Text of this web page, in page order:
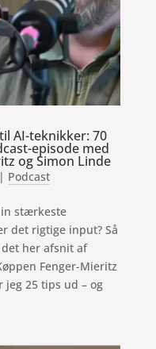
AI-teknikker: 70
episode med
og Simon Linde
Podcast
stærkeste
det rigtige input? Så
her afsnit af
Fenger-Mieritz
jeg 25 tips ud – og